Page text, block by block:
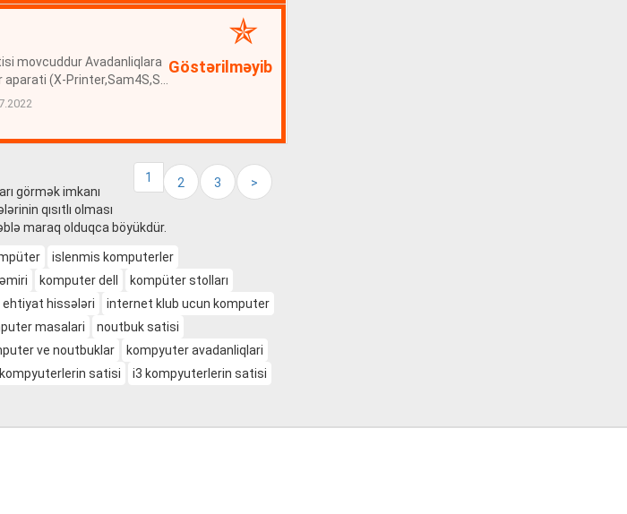
movcuddur Avadanliqlara
(X-Printer,Sam4S,Sc
el skaneri,Datalogi
Göstərilməyib
1 2 3 >
görmək imkanı
qısıtlı olması
maraq olduqca böyükdür.
islenmis komputerler
komputer dell
kompüter stolları
ehtiyat hissələri
internet klub ucun komputer
masalari
noutbuk satisi
ve noutbuklar
kompyuter avadanliqlari
satisi
i3 kompyuterlerin satisi